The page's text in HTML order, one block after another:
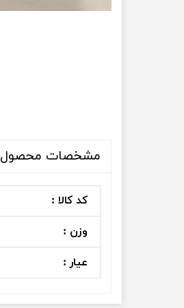
مشخصات محصول
کد کالا :
وزن :
عیار :